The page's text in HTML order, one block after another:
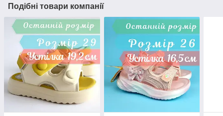
Подібні товари компанії